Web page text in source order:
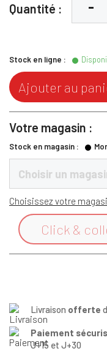
Quantité :
Stock en ligne :
Ajouter au
Votre magasin :
Stock en magasin :
Choisir un
Choisissez votre
Click &
Livraison offerte
Paiement
J+15 et J+30